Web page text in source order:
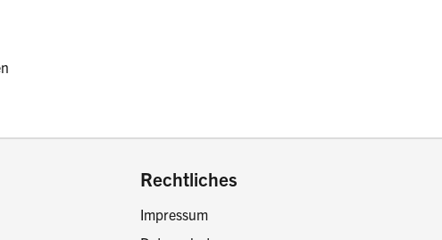
drucken oder teilen:
Rechtliches
Impressum